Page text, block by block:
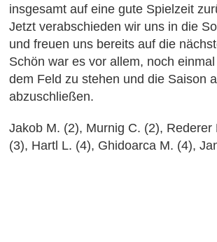
insgesamt auf eine gute Spielzeit
Jetzt verabschieden wir uns in die
und freuen uns bereits auf die
Schön war es vor allem, noch
dem Feld zu stehen und die Saison
abzuschließen.
Jakob M. (2), Murnig C. (2), Rederer
(3), Hartl L. (4), Ghidoarca M. (4),